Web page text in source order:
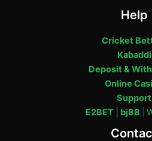
Help
Cricket
Kabaddi
Deposit &
Online
Support
E2BET| bj88